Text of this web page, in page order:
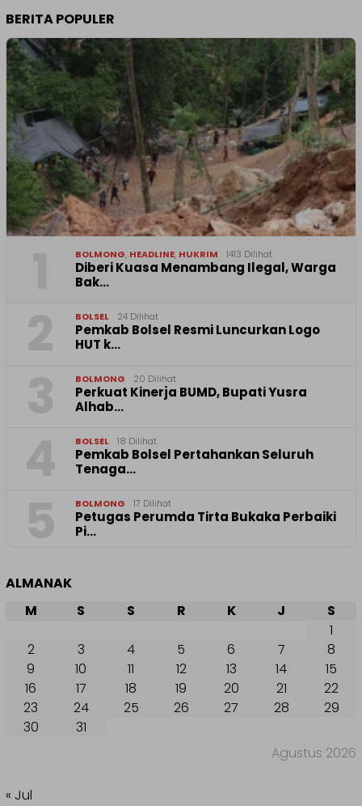
BERITA POPULER
BOLMONG, HEADLINE, HUKRIM 1413 Dilihat
Diberi Kuasa Menambang Ilegal, Warga
Bak…
BOLSEL 24 Dilihat
Pemkab Bolsel Resmi Luncurkan Logo
HUT k…
BOLMONG 20 Dilihat
Perkuat Kinerja BUMD, Bupati Yusra
Alhab…
BOLSEL 18 Dilihat
Pemkab Bolsel Pertahankan Seluruh
Tenaga…
BOLMONG 17 Dilihat
Petugas Perumda Tirta Bukaka Perbaiki
Pi…
ALMANAK
Agustus 2026
M S S R K J
S
1
2
3 4 5 6 7
8
9
10 11 12 13 14
15
16
17 18 19 20 21
22
23
24 25 26 27 28
29
30
31
« Jul